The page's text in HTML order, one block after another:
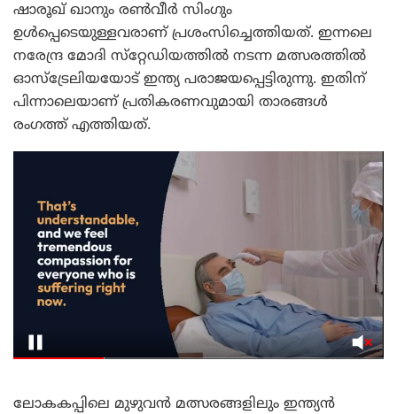
ഷാരൂഖ് ഖാനും രൺവീർ സിംഗും
ഉൾപ്പെടെയുള്ളവരാണ് പ്രശംസിച്ചെത്തിയത്. ഇന്നലെ
നരേന്ദ്ര മോദി സ്‌റ്റേഡിയത്തിൽ നടന്ന മത്സരത്തിൽ
ഓസ്‌ട്രേലിയയോട് ഇന്ത്യ പരാജയപ്പെട്ടിരുന്നു. ഇതിന്
പിന്നാലെയാണ് പ്രതികരണവുമായി താരങ്ങൾ
രംഗത്ത് എത്തിയത്.
ലോകകപ്പിലെ മുഴുവൻ മത്സരങ്ങളിലും ഇന്ത്യൻ